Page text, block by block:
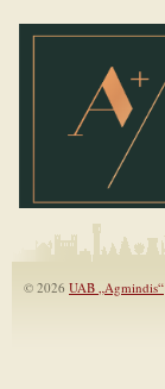
© 2026 UAB „Agmindis“